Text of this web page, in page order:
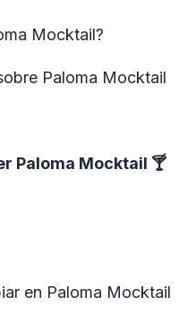
Mocktail?
Paloma Mocktail
Paloma Mocktail 🍸
en Paloma Mocktail